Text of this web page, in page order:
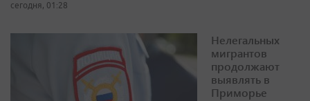
сегодня, 01:28
Нелегальных
мигрантов
продолжают
выявлять в
Приморье